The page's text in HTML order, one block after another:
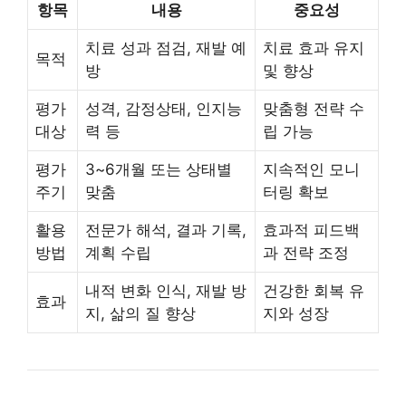
항목 내용 중요성
목적
치료 성과 점검, 재발 예
방
치료 효과 유지
및 향상
평가
대상
성격, 감정상태, 인지능
력 등
맞춤형 전략 수
립 가능
평가
주기
3~6개월 또는 상태별
맞춤
지속적인 모니
터링 확보
활용
방법
전문가 해석, 결과 기록,
계획 수립
효과적 피드백
과 전략 조정
효과
내적 변화 인식, 재발 방
지, 삶의 질 향상
건강한 회복 유
지와 성장